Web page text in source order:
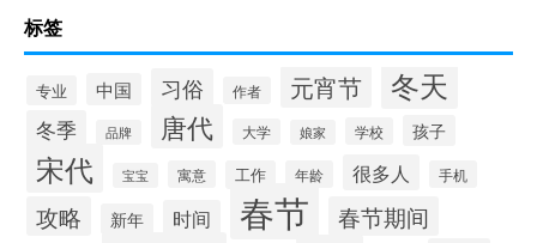
标签
专业 中国 习俗 作者 元宵节 冬天
冬季 品牌 唐代 大学 娘家 学校 孩子
宋代 宝宝 寓意 工作 年龄 很多人 手机
攻略 新年 时间 春节 春节期间